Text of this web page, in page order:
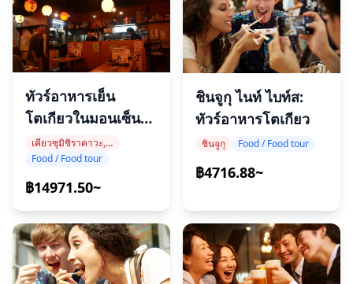
ทัวร์อาหารเย็น
โตเกียวในมอนเซ็นนา
กะโช
เคียวซุมิชิราคาวะ, มอนเซนทานาคาโช
Food / Food tour
฿14971.50~
ชินจูกุ ไนท์ ไบท์ส:
ทัวร์อาหารโตเกียว
ชินจูกุ Food / Food tour
฿4716.88~